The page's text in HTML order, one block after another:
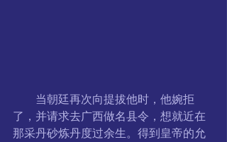
当朝廷再次向提拔他时，他婉拒
了，并请求去广西做名县令，想就近在
那采丹砂炼丹度过余生。得到皇帝的允